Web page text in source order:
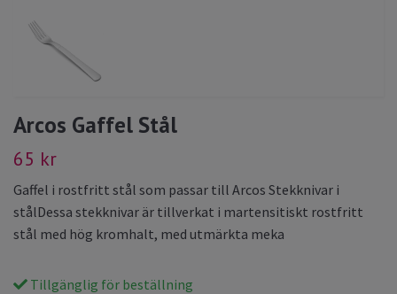
Arcos Gaffel Stål
65 kr
Gaffel i rostfritt stål som passar till Arcos Stekknivar i
stålDessa stekknivar är tillverkat i martensitiskt rostfritt
stål med hög kromhalt, med utmärkta meka
Tillgänglig för beställning